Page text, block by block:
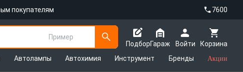
покупателям 7600
Пример
Подбор
Корзина
Гараж
Войти
Автолампы Автохимия Инструмент Бренды Акции